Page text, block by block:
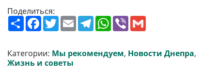
Поделиться:
П
о
р
и
т
F
a
b
o
o
T
w
t
e
r
E
m
l
T
e
g
r
W
h
s
A
V
r l
Категории: Мы рекомендуем, Новости Днепра,
Жизнь и советы